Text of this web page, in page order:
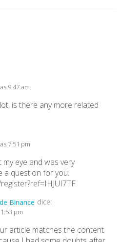
9:47 am
is there any more related
7:51 pm
eye and was very
a question for you.
Binance dice:
pm
article matches the content